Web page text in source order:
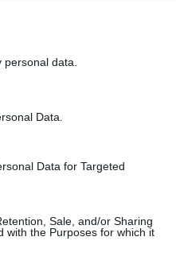
data.
Data.
Data for Targeted
Sale, and/or Sharing
with the Purposes for which it
A sminkelés
bajod lehet